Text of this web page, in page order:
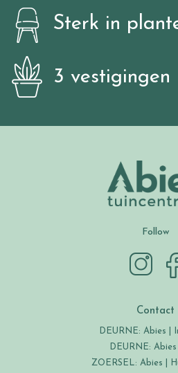
Sterk in
3 vestigingen
Follow
Contact
DEURNE: Abies |
DEURNE: Abies
ZOERSEL: Abies |